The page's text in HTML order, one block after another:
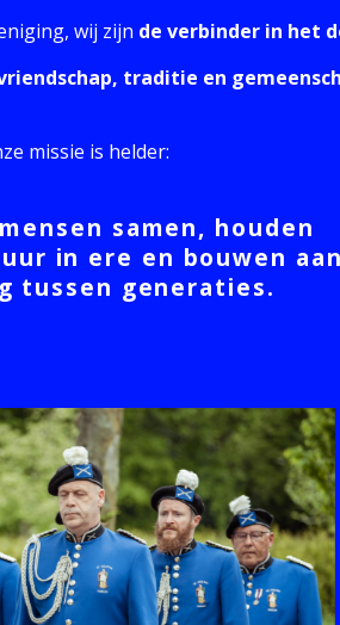
wij zijn de verbinder in het
traditie en
missie is helder:
samen, houden
in ere en bouwen
tussen generaties.